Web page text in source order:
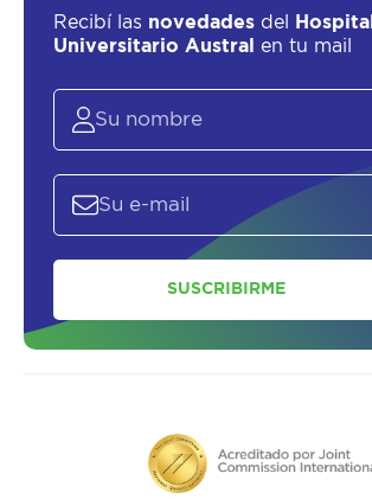
Recibí las novedades del
Hospital
Universitario Austral
en tu mail
SUSCRIBIRME